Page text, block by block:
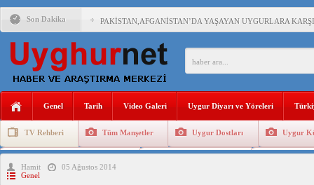
Son Dakika PAKİSTAN,AFGANİSTAN’DA YAŞAYAN UYGURLARA
ÇİN’İN DOĞU TÜRKİSTAN’DAKİ UYGULAMALARI
DİYANET AKADEMİSİ BAŞKANI DOÇ.DR.KAAN : DOĞU
ÇİN’İN UYGUR POLİTİKALARINI ÖVEN DİYANET
Genel Tarih Video Galeri Uygur Diyarı ve Yöreleri
TV Rehberi Tüm Manşetler Uygur Dostları Uygur
Uygurlarda Düğün ve Cenaze
Hamit
05 Ağustos 2014
Genel